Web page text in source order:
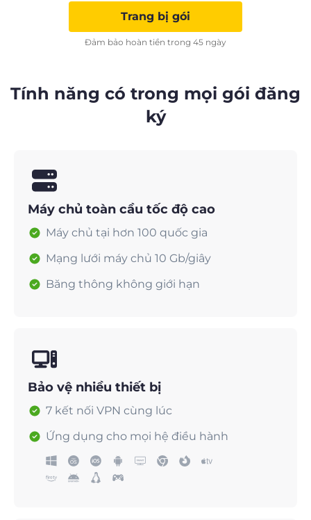
Trang bị gói
Đảm bảo hoàn tiền trong 45 ngày
Tính năng có trong mọi gói đăng
ký
Máy chủ toàn cầu tốc độ cao
Máy chủ tại hơn 100 quốc gia
Mạng lưới máy chủ 10 Gb/giây
Băng thông không giới hạn
Bảo vệ nhiều thiết bị
7 kết nối VPN cùng lúc
Ứng dụng cho mọi hệ điều hành